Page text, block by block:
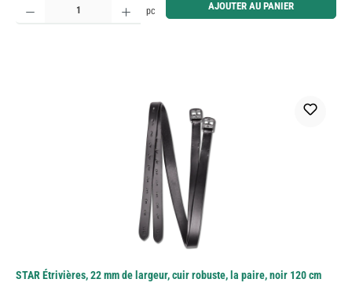
pc AJOUTER AU PANIER
STAR Étrivières, 22 mm de largeur, cuir robuste, la paire, noir 120 cm